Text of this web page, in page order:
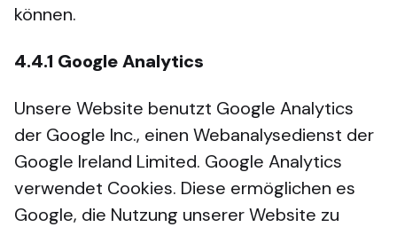
können.
4.4.1 Google Analytics
Unsere Website benutzt Google Analytics
der Google Inc., einen Webanalysedienst der
Google Ireland Limited. Google Analytics
verwendet Cookies. Diese ermöglichen es
Google, die Nutzung unserer Website zu